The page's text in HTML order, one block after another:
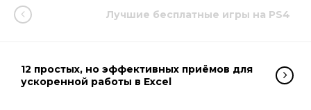
Лучшие бесплатные игры на PS4
12 простых, но эффективных приёмов для
ускоренной работы в Excel